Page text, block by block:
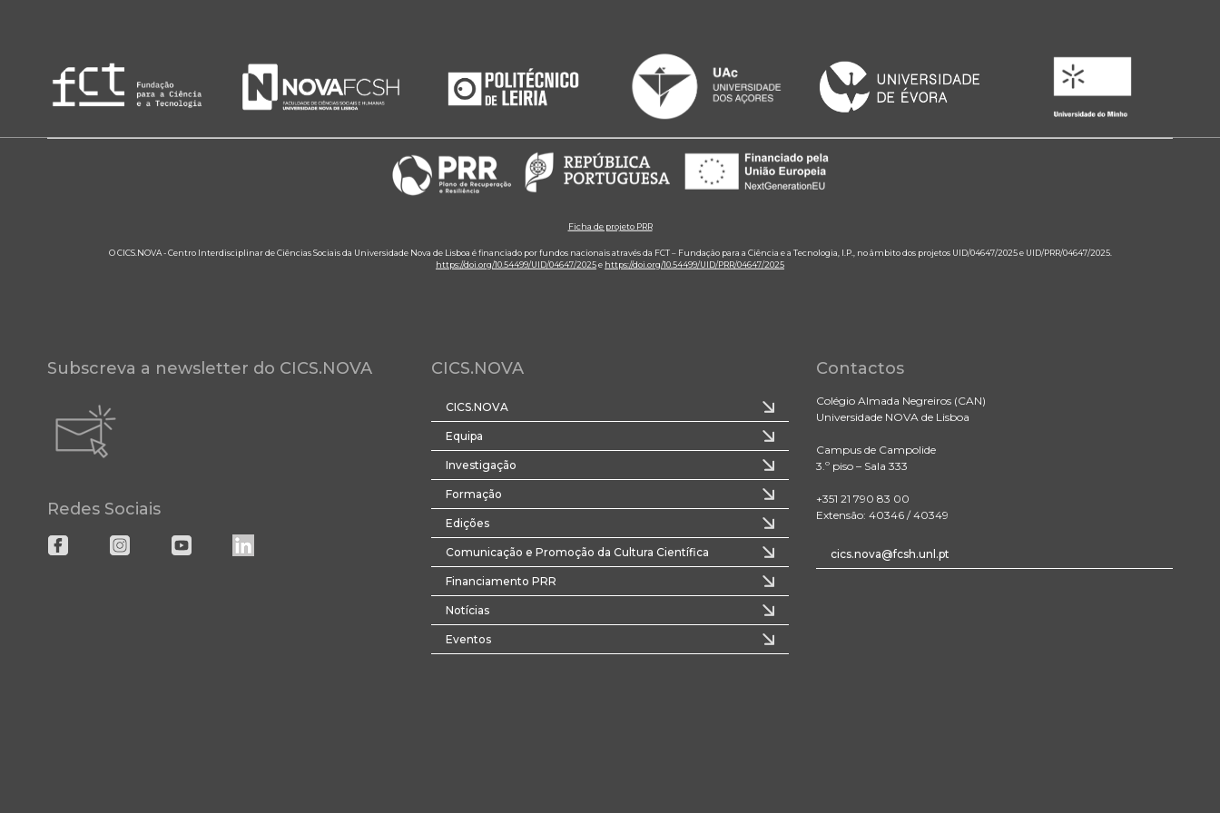
Ficha de projeto PRR
O CICS.NOVA - Centro Interdisciplinar de Ciências Sociais da Universidade Nova de Lisboa é financiado por fundos nacionais através da FCT – Fundação para a Ciência e a Tecnologia, I.P., no âmbito dos projetos UID/04647/2025 e UID/PRR/04647/2025.
https://doi.org/10.54499/UID/04647/2025e https://doi.org/10.54499/UID/PRR/04647/2025
Subscreva a newsletter do CICS.NOVA
Redes Sociais
CICS.NOVA
CICS.NOVA
Equipa
Investigação
Formação
Edições
Comunicação e Promoção da Cultura Científica
Financiamento PRR
Notícias
Eventos
Contactos
Colégio Almada Negreiros (CAN)
Universidade NOVA de Lisboa
Campus de Campolide
3.º piso – Sala 333
+351 21 790 83 00
Extensão: 40346 / 40349
cics.nova@fcsh.unl.pt